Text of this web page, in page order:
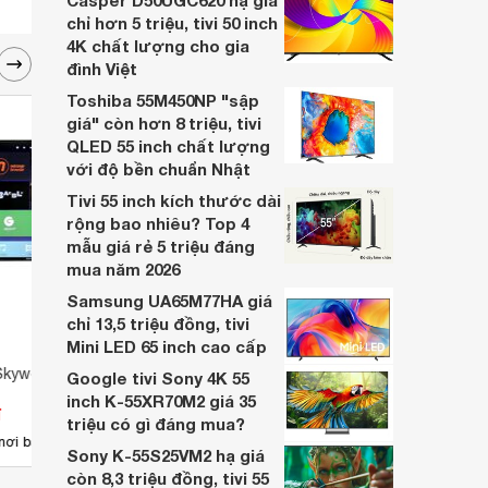
43 inch
bán
Tivi LED Skyworth 32 inch
32E2A12G
Giá từ 0 đ
Chưa có nơi bán
chỉ hơn 5 triệu, tivi 50 inch
4K chất lượng cho gia
đình Việt
Toshiba 55M450NP "sập
giá" còn hơn 8 triệu, tivi
QLED 55 inch chất lượng
với độ bền chuẩn Nhật
Tivi 55 inch kích thước dài
rộng bao nhiêu? Top 4
mẫu giá rẻ 5 triệu đáng
mua năm 2026
Samsung UA65M77HA giá
chỉ 13,5 triệu đồng, tivi
Mini LED 65 inch cao cấp
Google tivi Sony 4K 55
inch K-55XR70M2 giá 35
triệu có gì đáng mua?
Sony K-55S25VM2 hạ giá
còn 8,3 triệu đồng, tivi 55